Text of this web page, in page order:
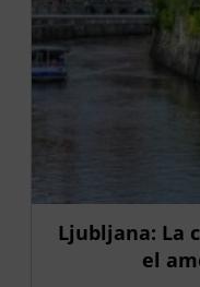
Ljubljana: La
el